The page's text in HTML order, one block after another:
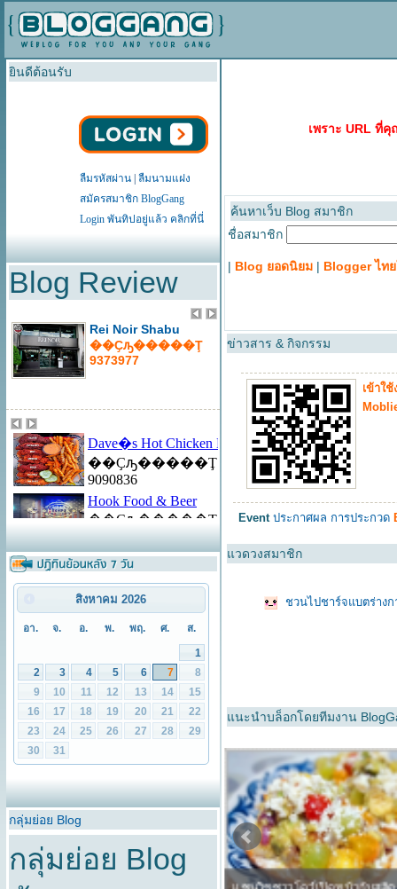
ยินดีต้อนรับ
ลืมรหัสผ่าน ลืมนามแฝง
สมัครสมาชิก BlogGang
Login พันทิปอยู่แล้ว คลิกที่นี่
Blog Review
กลุ่มย่อย Blog
กลุ่มย่อย Blog
เพราะ URL ที่
ค้นหาเว็บ Blog สมาชิก
ชื่อสมาชิก
| Blog ยอดนิยม | Blogger ไท
ข่าวสาร & กิจกรรม
เข้าใ
Event ประกาศผล การประกวด
แวดวงสมาชิก
ชวนไปชาร์จแบตร่าง
แนะนำบล็อกโดยทีมงาน